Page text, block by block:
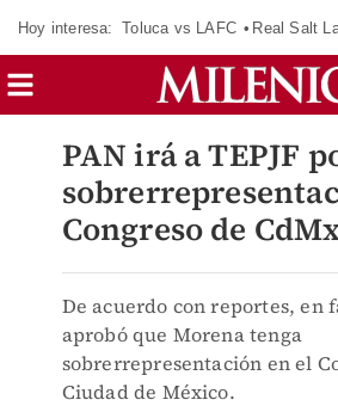
Hoy interesa: Toluca vs LAFC Real Salt
PAN irá a TEPJF
Congreso de
De acuerdo con reportes, en
aprobó que Morena tenga
sobrerrepresentación en el
Ciudad de México.